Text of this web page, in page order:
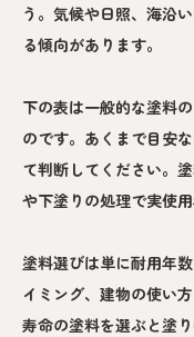
う。気候や日照、海沿
る傾向があります。
下の表は一般的な塗料
のです。あくまで目安
て判断してください。
や下塗りの処理で実使
塗料選びは単に耐用年
イミング、建物の使い
寿命の塗料を選ぶと塗